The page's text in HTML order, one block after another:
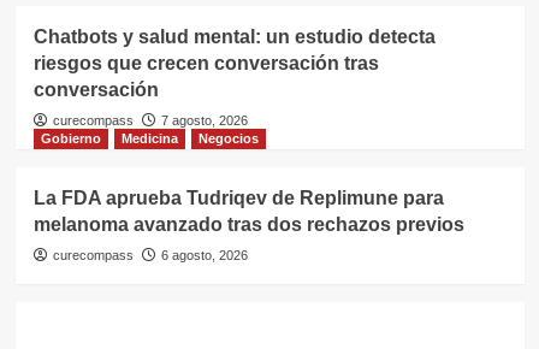
Chatbots y salud mental: un estudio detecta
riesgos que crecen conversación tras
conversación
curecompass
7 agosto, 2026
Gobierno
Medicina Negocios
La FDA aprueba Tudriqev de Replimune para
melanoma avanzado tras dos rechazos previos
curecompass 6 agosto, 2026